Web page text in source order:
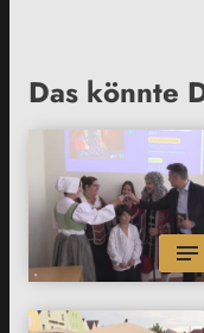
Das könnte